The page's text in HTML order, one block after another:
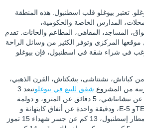
تعتبر بيوغلو قلب اسطنبول. هذه المنطقة
المدارس الخاصة والحكومية،
المساجد، المقاهي، المطاعم والحانات. تقدم
موقعها المركزي وتوفر الكثير من وسائل الراحة
ترغب في شراء شقة في اسطنبول، فإن بيوغلو
كباتاش، نشنتاشى، بشكتاش، القرن الذهبي،
من المشروع. شقق للبيع في بيوغلو
تبعد 3
دقائق عن بيوغلو، 7 دقائق عن نيشانتاشي، 5 دقائق عن المترو، و دولمة
بهجة، والطرق السريعة TEMو E-5، ودقيقة واحدة عن أنفاق كايتهانة و
دولمة بهجة، و 40 كم عن مطار إسطنبول، 13 كم عن جسر شهداء 15 تموز